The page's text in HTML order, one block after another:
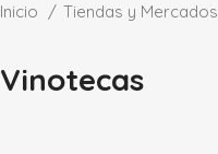
Inicio Tiendas y Mercados
Vinotecas